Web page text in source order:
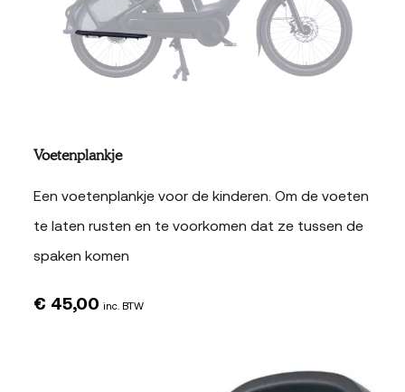
Voetenplankje
Een voetenplankje voor de kinderen. Om de voeten
te laten rusten en te voorkomen dat ze tussen de
spaken komen
€ 45,00 inc. BTW